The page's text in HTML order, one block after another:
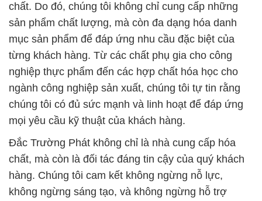
chất. Do đó, chúng tôi không chỉ cung cấp những
sản phẩm chất lượng, mà còn đa dạng hóa danh
mục sản phẩm để đáp ứng nhu cầu đặc biệt của
từng khách hàng. Từ các chất phụ gia cho công
nghiệp thực phẩm đến các hợp chất hóa học cho
ngành công nghiệp sản xuất, chúng tôi tự tin rằng
chúng tôi có đủ sức mạnh và linh hoạt để đáp ứng
mọi yêu cầu kỹ thuật của khách hàng.
Đắc Trường Phát không chỉ là nhà cung cấp hóa
chất, mà còn là đối tác đáng tin cậy của quý khách
hàng. Chúng tôi cam kết không ngừng nỗ lực,
không ngừng sáng tạo, và không ngừng hỗ trợ